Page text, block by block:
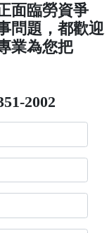
面臨勞資爭
問題，都歡迎
業為您把
2002